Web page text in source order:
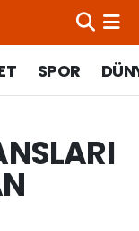
SPOR